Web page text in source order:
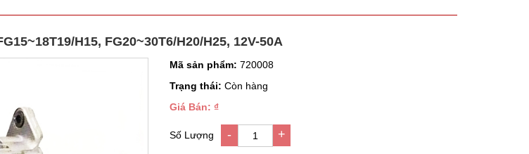
H15, FG20~30T6/H20/H25, 12V-50A
Mã sản phẩm: 720008
Trạng thái: Còn hàng
Giá Bán: ₫
Số Lượng - 1 +